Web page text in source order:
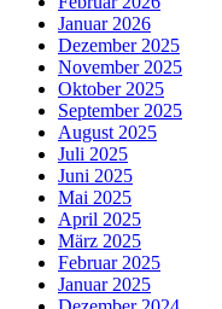
Januar 2026
Dezember 2025
November 2025
Oktober 2025
September 2025
August 2025
Juli 2025
Juni 2025
Mai 2025
April 2025
März 2025
Februar 2025
Januar 2025